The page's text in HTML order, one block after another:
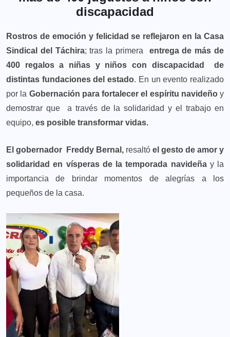
discapacidad
Rostros de emoción y felicidad se reflejaron en la Casa
Sindical del Táchira; tras la primera
entrega de más de
400 regalos a niñas y niños con discapacidad de
distintas fundaciones del estado. En un evento realizado
por la Gobernación para fortalecer el espíritu navideñoy
demostrar que a través de la solidaridad y el trabajo en
equipo, es posible transformar vidas.
El gobernador Freddy Bernal, resaltó el gesto de amor y
solidaridad en vísperas de la temporada navideñay la
importancia de brindar momentos de alegrías a los
pequeños de la casa.